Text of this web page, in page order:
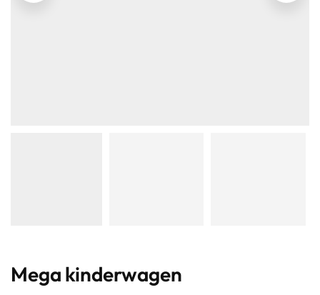
Mega kinderwagen